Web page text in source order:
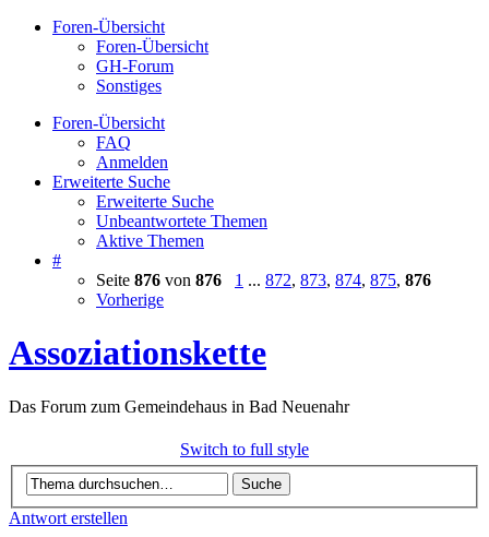
Foren-Übersicht
Foren-Übersicht
GH-Forum
Sonstiges
Foren-Übersicht
FAQ
Anmelden
Erweiterte Suche
Erweiterte Suche
Unbeantwortete Themen
Aktive Themen
#
Seite 876 von 876 1 ... 872, 873, 874, 875, 876
Vorherige
Assoziationskette
Das Forum zum Gemeindehaus in Bad Neuenahr
Switch to full style
Antwort erstellen